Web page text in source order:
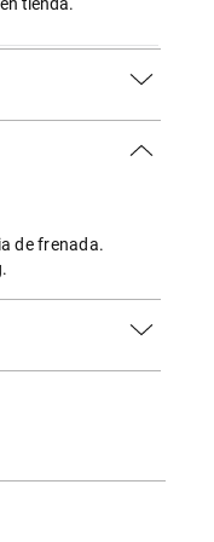
de frenada.